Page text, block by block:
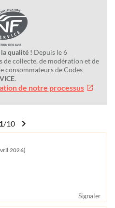
la qualité ! Depuis le 6
de collecte, de modération et de
consommateurs de Codes
.
de notre processus
1/10
2026)
Signaler